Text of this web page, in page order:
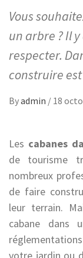
Vous
un arbre ? Il
respecter.
construire
Byadmin / 18
Les cabanes
de tourisme
nombreux
de faire
leur terrain.
cabane dans
votre jardin ou